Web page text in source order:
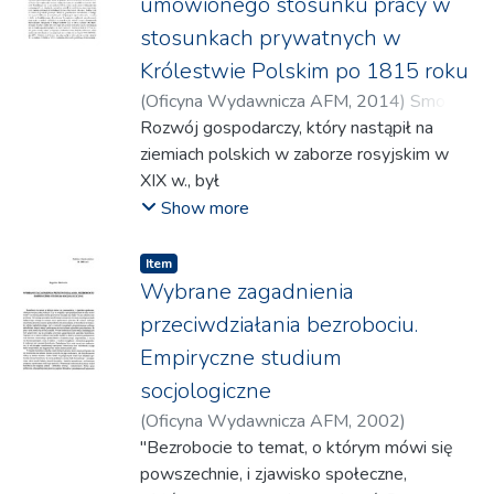
czynnik produkcji, którym dysponuje w
nadmiarze (najczęściej jest to tania siła
robocza). Artykuł ten opierał się na
obserwacjach i doświadczeniach płynących z
przyspieszonej industrializacji tak zwanych
tygrysów azjatyckich I i II generacji, czyli
Hongkongu, Korei Południowej, Singapuru,
Tajwanu, Indonezji, Malezji, Tajlandii oraz
problemu, czy ta ścieżka rozwoju jest nadal
aktualna dla krajów nowo
uprzemysłowionych III generacji, których
najlepszym reprezentantem są Chiny. "(...)
stosunkach prywatnych w
Królestwie Polskim po 1815 roku
(Oficyna Wydawnicza AFM, 2014) Smorąg,
Julian
Rozwój gospodarczy, który nastąpił na
ziemiach polskich w zaborze rosyjskim w
XIX w., był
przyczyną głębokich zmian w strukturze
Powstawanie nowych
zakładów przemysłowych skutkowało
wzrostem ludności miast. Spowodowało to
zwiększenie
liczby pracowników najemnych i
ukształtowanie się nowej grupy społecznej
- robotników.
Obowiązujący ówcześnie w Królestwie
Polskim Kodeks Napoleona jedynie ogólnie
Show more
Item
Wybrane zagadnienia
przeciwdziałania bezrobociu.
Empiryczne studium
socjologiczne
(Oficyna Wydawnicza AFM, 2002)
Blachnicki, Bogusław
"Bezrobocie to temat, o którym mówi się
powszechnie, i zjawisko społeczne,